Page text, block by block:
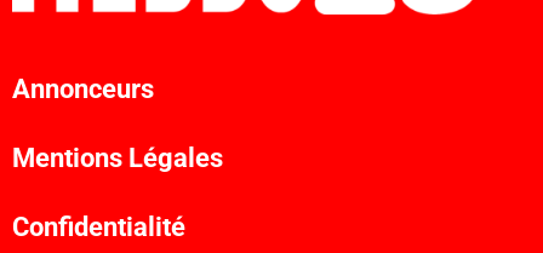
Annonceurs
Mentions Légales
Confidentialité